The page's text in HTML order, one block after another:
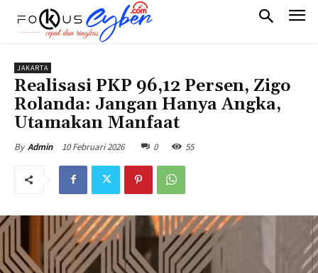
JAKARTA
Realisasi PKP 96,12 Persen, Zigo
Rolanda: Jangan Hanya Angka,
Utamakan Manfaat
By Admin 10 Februari 2026 0 55